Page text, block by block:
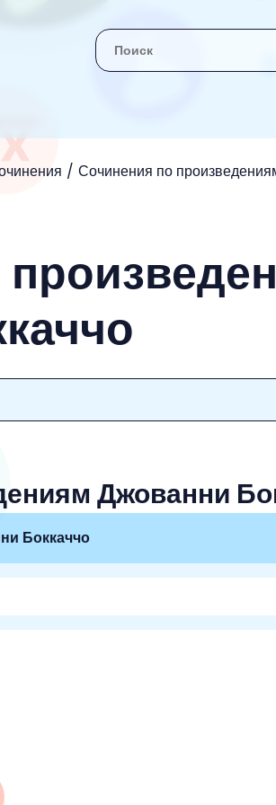
Сочинения по
Джованни
Боккаччо